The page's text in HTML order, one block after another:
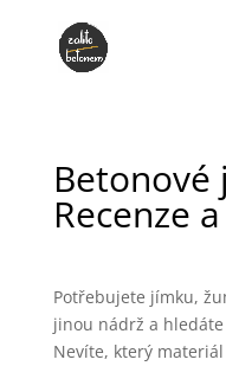
Betonové
Recenze
Potřebujete jímku,
jinou nádrž a
Nevíte, který